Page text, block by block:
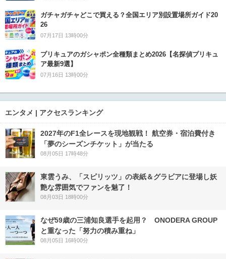
ガチャガチャどこで買える？全国エリア別設置場所ガイド20
26
07月17日 13時00分
プリキュアのガシャポン全種類まとめ2026【名探偵プリキュ
ア最新9選】
07月16日 13時00分
エンタメ | アクセスランキング
2027年のF1全レースを現地観戦！ 航空券・宿泊費付き
「夢のシーズンチケット」が当たる
08月05日 17時48分
東雲うみ、「スピリッツ」の表紙＆グラビアに登場し妖
艶な雰囲気でファンを魅了！
08月03日 18時00分
なぜ59歳の三浦知良選手を起用？ ONODERA GROUP
と重なった「努力の積み重ね」
08月05日 16時00分